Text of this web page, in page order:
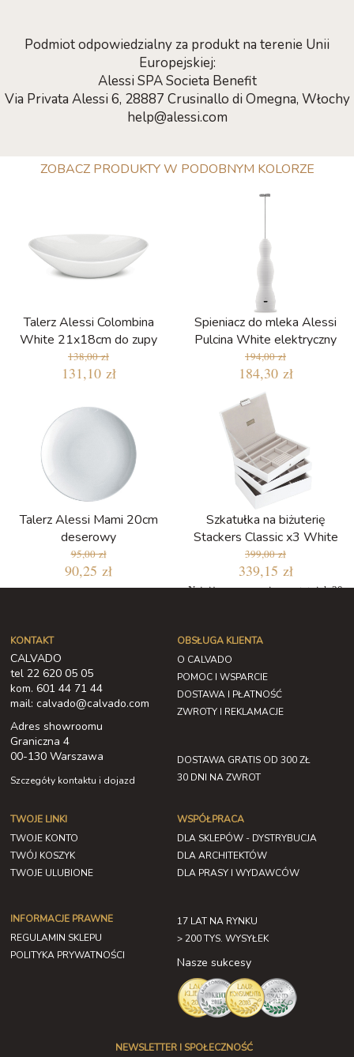
Podmiot odpowiedzialny za produkt na terenie Unii
Europejskiej:
Alessi SPA Societa Benefit
Via Privata Alessi 6, 28887 Crusinallo di Omegna, Włochy
help@alessi.com
ZOBACZ PRODUKTY W PODOBNYM KOLORZE
Talerz Alessi Colombina
White 21x18cm do zupy
138,00 zł
131,10 zł
Spieniacz do mleka Alessi
Pulcina White elektryczny
194,00 zł
184,30 zł
Talerz Alessi Mami 20cm
deserowy
95,00 zł
90,25 zł
Szkatułka na biżuterię
Stackers Classic x3 White
399,00 zł
339,15 zł
Najniższa cena w ciągu ostatnich 30
KONTAKT
CALVADO
tel 22 620 05 05
kom. 601 44 71 44
mail: calvado@calvado.com
Adres showroomu
Graniczna 4
00-130 Warszawa
Szczegóły kontaktu i dojazd
OBSŁUGA KLIENTA
O CALVADO
POMOC I WSPARCIE
DOSTAWA I PŁATNOŚĆ
ZWROTY I REKLAMACJE
DOSTAWA GRATIS OD 300 ZŁ
30 DNI NA ZWROT
TWOJE LINKI
TWOJE KONTO
TWÓJ KOSZYK
TWOJE ULUBIONE
INFORMACJE PRAWNE
REGULAMIN SKLEPU
POLITYKA PRYWATNOŚCI
WSPÓŁPRACA
DLA SKLEPÓW - DYSTRYBUCJA
DLA ARCHITEKTÓW
DLA PRASY I WYDAWCÓW
17 LAT NA RYNKU
> 200 TYS. WYSYŁEK
Nasze sukcesy
NEWSLETTER I SPOŁECZNOŚĆ